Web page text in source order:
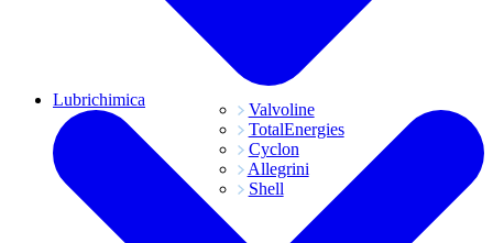
Valvoline
TotalEnergies
Cyclon
Allegrini
Shell
Lubrichimica